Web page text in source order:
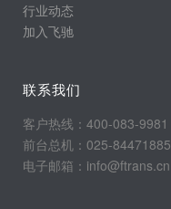
行业动态
加入飞驰
联系我们
客户热线：400-083-9981
前台总机：025-84471885
电子邮箱：info@ftrans.cn